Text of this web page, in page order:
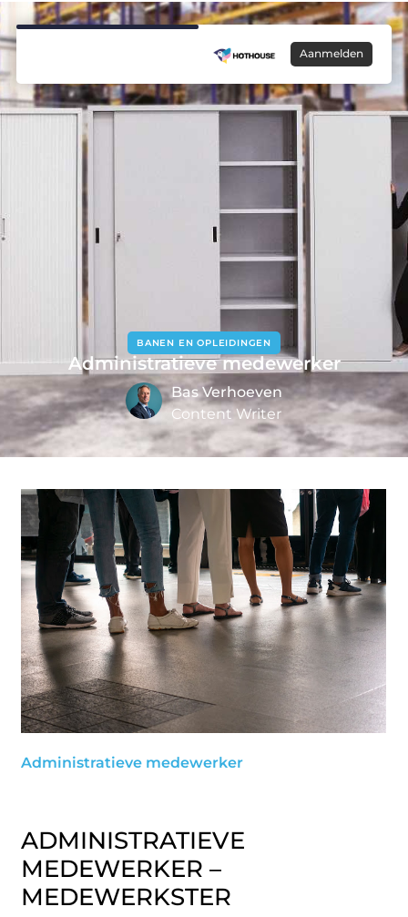
Aanmelden
BANEN EN OPLEIDINGEN
Administratieve medewerker
Bas Verhoeven
Content Writer
Administratieve medewerker
ADMINISTRATIEVE
MEDEWERKER –
MEDEWERKSTER